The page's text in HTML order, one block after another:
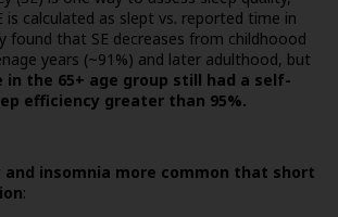
is calculated as slept vs. reported time in
found that SE decreases from childhoood
years (~91%) and later adulthood, but
in the 65+ age group still had a self-
efficiency greater than 95%.
and insomnia more common that short
: